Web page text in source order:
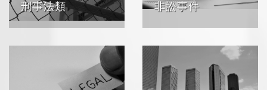
刑事法類 非訟事件